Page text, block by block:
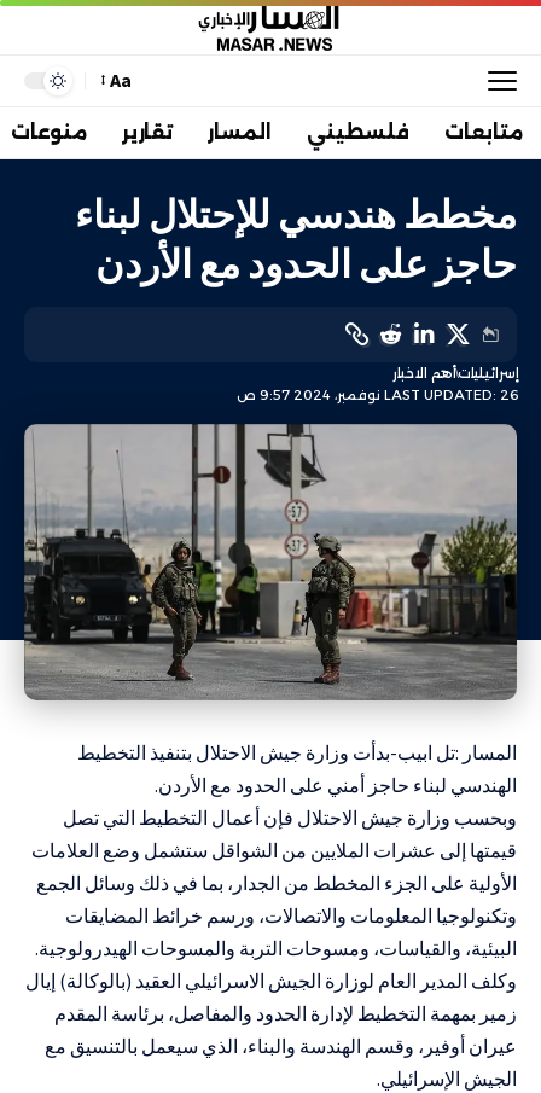
Aa
متابعات فلسطيني المسار تقارير منوعات
مخطط هندسي للإحتلال لبناء
حاجز على الحدود مع الأردن
LAST UPDATED: 26 نوفمبر، 2024 9:57 ص
إسرائيلياتأهم الاخبار
المسار :تل ابيب-بدأت وزارة جيش الاحتلال بتنفيذ التخطيط
الهندسي لبناء حاجز أمني على الحدود مع الأردن.
وبحسب وزارة جيش الاحتلال فإن أعمال التخطيط التي تصل
قيمتها إلى عشرات الملايين من الشواقل ستشمل وضع العلامات
الأولية على الجزء المخطط من الجدار، بما في ذلك وسائل الجمع
وتكنولوجيا المعلومات والاتصالات، ورسم خرائط المضايقات
البيئية، والقياسات، ومسوحات التربة والمسوحات الهيدرولوجية.
وكلف المدير العام لوزارة الجيش الاسرائيلي العقيد (بالوكالة) إيال
زمير بمهمة التخطيط لإدارة الحدود والمفاصل، برئاسة المقدم
عيران أوفير، وقسم الهندسة والبناء، الذي سيعمل بالتنسيق مع
الجيش الإسرائيلي.